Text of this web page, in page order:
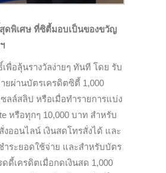
ดพิเศษ ที่ซิตี้มอบเป็นของขวัญ
พื่อลุ้นรางวัลง่ายๆ ทันที โดย รับ
ยผ่านบัตรเครดิตซิตี้ 1,000
ลล์สลิป หรือเมื่อทำรายการแบ่ง
หรือทุกๆ 10,000 บาท สำหรับ
งออนไลน์ เงินสดโทรสั่งได้ และ
ำระยอดใช้จ่าย และสำหรับบัตร
ดดี้เครดิตเมื่อกดเงินสด 1,000